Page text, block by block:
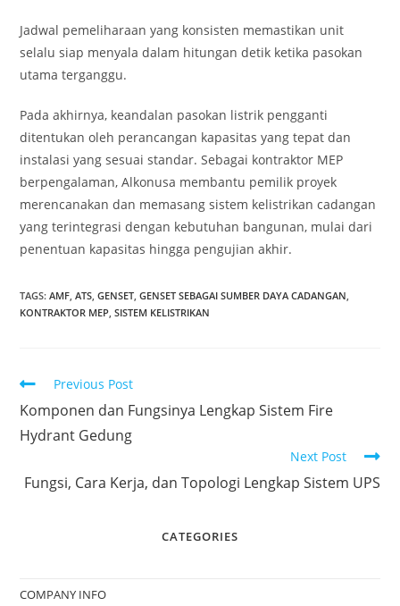
Jadwal pemeliharaan yang konsisten memastikan unit
selalu siap menyala dalam hitungan detik ketika pasokan
utama terganggu.
Pada akhirnya, keandalan pasokan listrik pengganti
ditentukan oleh perancangan kapasitas yang tepat dan
instalasi yang sesuai standar. Sebagai kontraktor MEP
berpengalaman, Alkonusa membantu pemilik proyek
merencanakan dan memasang sistem kelistrikan cadangan
yang terintegrasi dengan kebutuhan bangunan, mulai dari
penentuan kapasitas hingga pengujian akhir.
TAGS:AMF, ATS, GENSET, GENSET SEBAGAI SUMBER DAYA CADANGAN,
KONTRAKTOR MEP, SISTEM KELISTRIKAN
Previous Post
Komponen dan Fungsinya Lengkap Sistem Fire
Hydrant Gedung
Next Post
Fungsi, Cara Kerja, dan Topologi Lengkap Sistem UPS
CATEGORIES
COMPANY INFO